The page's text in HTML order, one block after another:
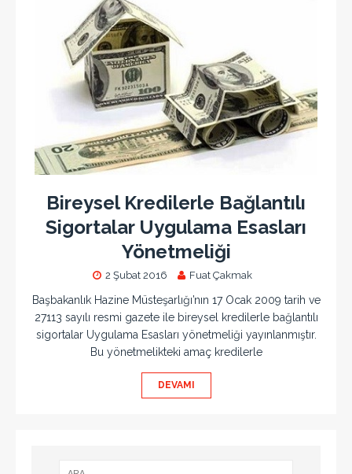
Bireysel Kredilerle Bağlantılı
Sigortalar Uygulama Esasları
Yönetmeliği
2 Şubat 2016 Fuat Çakmak
Başbakanlık Hazine Müsteşarlığı’nın 17 Ocak 2009 tarih ve
27113 sayılı resmi gazete ile bireysel kredilerle bağlantılı
sigortalar Uygulama Esasları yönetmeliği yayınlanmıştır.
Bu yönetmelikteki amaç kredilerle
DEVAMI